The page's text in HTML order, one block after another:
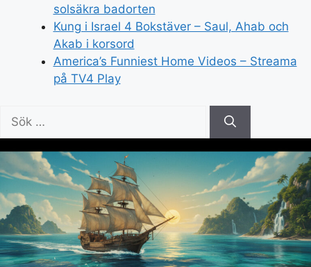
solsäkra badorten
Kung i Israel 4 Bokstäver – Saul, Ahab och
Akab i korsord
America’s Funniest Home Videos – Streama
på TV4 Play
efter: